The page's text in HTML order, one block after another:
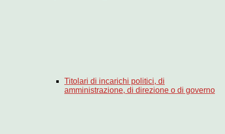
Titolari di incarichi politici, di
amministrazione, di direzione o di governo